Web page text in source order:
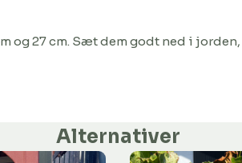
og 27 cm. Sæt dem godt ned i
Alternativer